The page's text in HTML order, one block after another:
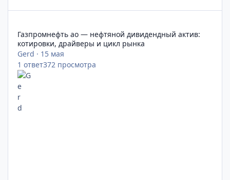
Газпромнефть ао — нефтяной дивидендный актив:
котировки, драйверы и цикл рынка
Gerd · 15 мая
1 ответ372 просмотра